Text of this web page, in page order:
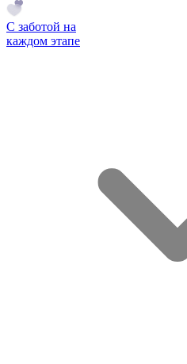
С заботой на
каждом этапе